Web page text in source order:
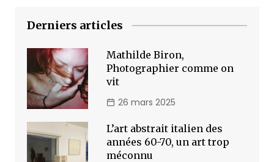
Derniers articles
Mathilde Biron,
Photographier comme on
vit
26 mars 2025
L’art abstrait italien des
années 60-70, un art trop
méconnu